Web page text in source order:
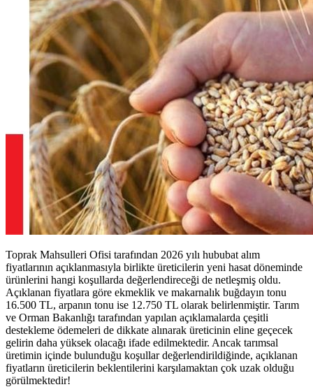
Toprak Mahsulleri Ofisi tarafından 2026 yılı hububat alım
fiyatlarının açıklanmasıyla birlikte üreticilerin yeni hasat döneminde
ürünlerini hangi koşullarda değerlendireceği de netleşmiş oldu.
Açıklanan fiyatlara göre ekmeklik ve makarnalık buğdayın tonu
16.500 TL, arpanın tonu ise 12.750 TL olarak belirlenmiştir. Tarım
ve Orman Bakanlığı tarafından yapılan açıklamalarda çeşitli
destekleme ödemeleri de dikkate alınarak üreticinin eline geçecek
gelirin daha yüksek olacağı ifade edilmektedir. Ancak tarımsal
üretimin içinde bulunduğu koşullar değerlendirildiğinde, açıklanan
fiyatların üreticilerin beklentilerini karşılamaktan çok uzak olduğu
görülmektedir!